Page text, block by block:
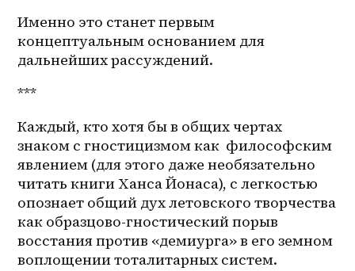
Именно это станет первым
концептуальным основанием для
дальнейших рассуждений.
***
Каждый, кто хотя бы в общих чертах
знаком с гностицизмом как  философским
явлением (для этого даже необязательно
читать книги Ханса Йонаса), с легкостью
опознает общий дух летовского творчества
как образцово-гностический порыв
восстания против «демиурга» в его земном
воплощении тоталитарных систем.